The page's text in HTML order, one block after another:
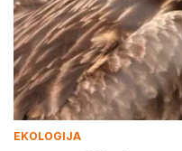
EKOLOGIJA